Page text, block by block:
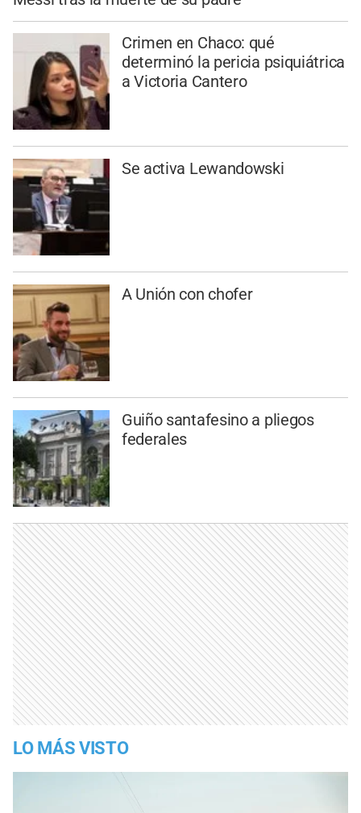
Crimen en Chaco: qué
determinó la pericia psiquiátrica
a Victoria Cantero
Se activa Lewandowski
A Unión con chofer
Guiño santafesino a pliegos
federales
LO MÁS VISTO